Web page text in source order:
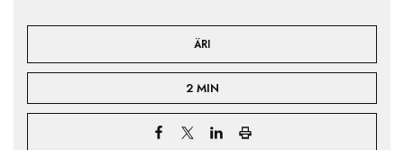
ÄRI
2 MIN